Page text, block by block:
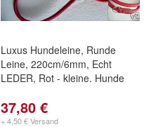
Luxus Hundeleine, Runde
Leine, 220cm/6mm, Echt
LEDER, Rot - kleine. Hunde
37,80 €
+ 4,50 € Versand